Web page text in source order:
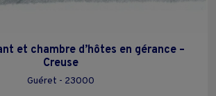
et chambre d’hôtes en gérance –
Creuse
Guéret - 23000